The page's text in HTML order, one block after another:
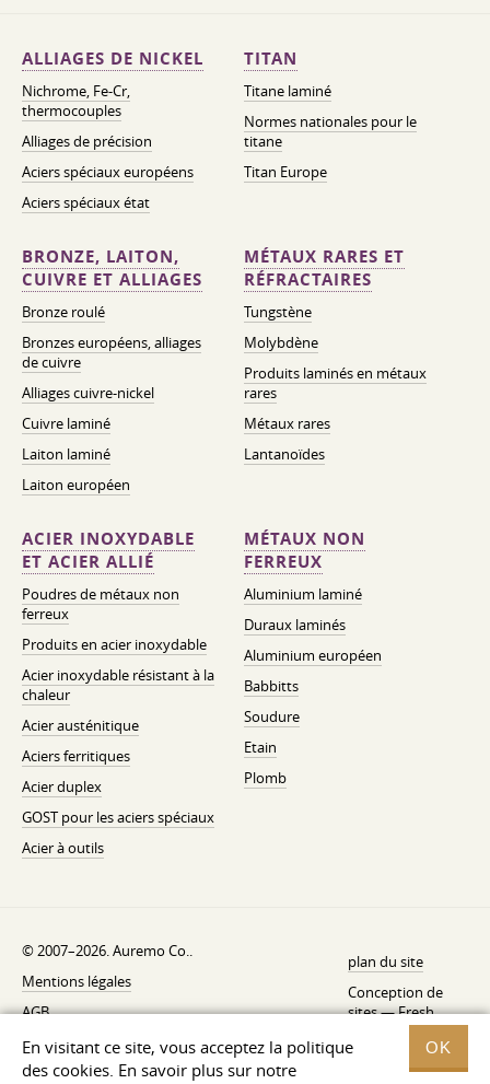
En visitant ce site, vous acceptez la politique
des cookies. En savoir plus sur notre
OK
ALLIAGES DE NICKEL
Nichrome, Fe-Cr,
thermocouples
Alliages de précision
Aciers spéciaux européens
Aciers spéciaux état
TITAN
Titane laminé
Normes nationales pour le
titane
Titan Europe
BRONZE, LAITON,
CUIVRE ET ALLIAGES
Bronze roulé
Bronzes européens, alliages
de cuivre
Alliages cuivre-nickel
Cuivre laminé
Laiton laminé
Laiton européen
MÉTAUX RARES ET
RÉFRACTAIRES
Tungstène
Molybdène
Produits laminés en métaux
rares
Métaux rares
Lantanoïdes
ACIER INOXYDABLE
ET ACIER ALLIÉ
Poudres de métaux non
ferreux
Produits en acier inoxydable
Acier inoxydable résistant à la
chaleur
Acier austénitique
Aciers ferritiques
Acier duplex
GOST pour les aciers spéciaux
Acier à outils
MÉTAUX NON
FERREUX
Aluminium laminé
Duraux laminés
Aluminium européen
Babbitts
Soudure
Etain
Plomb
© 2007–2026. Auremo Co..
Mentions légales
AGB
Politique de rétractation
Politique de confidentialité
plan du site
Conception de
sites —Fresh